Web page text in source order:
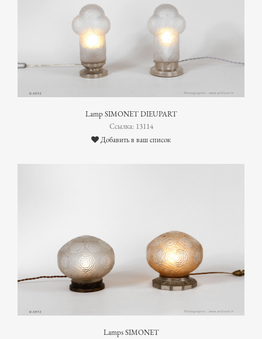
Lamp SIMONET DIEUPART
Ссылка: 13114
Добавить в ваш список
Lamps SIMONET